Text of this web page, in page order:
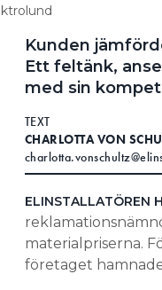
företagets
Kunden
Ett feltänk,
med sin
TEXT
CHARLOTTA VON
ELINSTALLATÖREN
materialpriserna.
företaget hamnade